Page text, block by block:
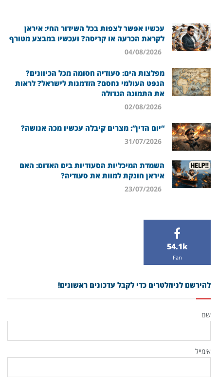
עכשיו אפשר לצפות בכל השידור החי: איראן
לקראת הכרעה או קריסה? ועכשיו במבצע מטורף
מפלצות הים: סעודיה חסומה מכל הכיוונים?
הנפט העולמי נחסם? הזדמנות לישראל? לראות
את התמונה הגדולה
“יום הדין”: מצרים קיבלה עכשיו מכה אנושה?
השמדת המיכליות הסעודיות בים האדום: האם
איראן חונקת למוות את סעודיה?
54.1k
Fan
להירשם לניוזלטרים כדי לקבל עדכונים ראשונים!
שם
אימייל